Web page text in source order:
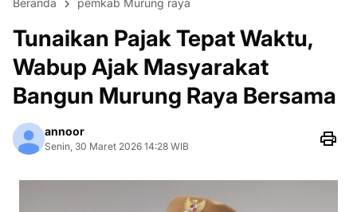
Beranda pemkab Murung raya
Tunaikan Pajak Tepat Waktu,
Wabup Ajak Masyarakat
Bangun Murung Raya Bersama
annoor
Senin, 30 Maret 2026 14:28 WIB